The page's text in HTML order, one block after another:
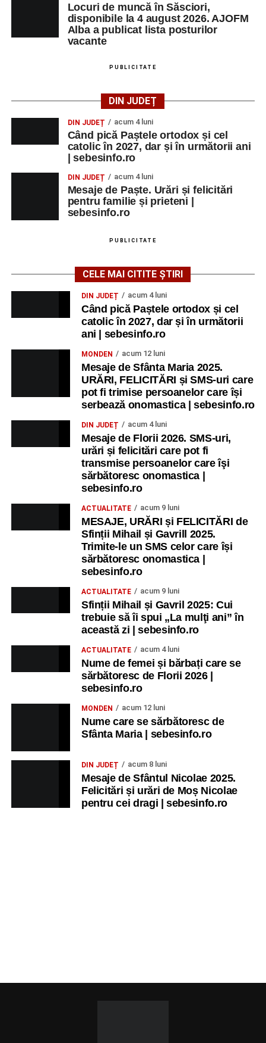
Locuri de muncă în Săsciori,
disponibile la 4 august 2026. AJOFM
Alba a publicat lista posturilor
vacante
PUBLICITATE
DIN JUDEȚ
DIN JUDEȚ acum 4 luni
Când pică Paștele ortodox și cel
catolic în 2027, dar și în următorii ani
| sebesinfo.ro
DIN JUDEȚ acum 4 luni
Mesaje de Paște. Urări și felicitări
pentru familie și prieteni |
sebesinfo.ro
PUBLICITATE
CELE MAI CITITE ȘTIRI
DIN JUDEȚ acum 4 luni
Când pică Paștele ortodox și cel
catolic în 2027, dar și în următorii
ani | sebesinfo.ro
MONDEN acum 12 luni
Mesaje de Sfânta Maria 2025.
URĂRI, FELICITĂRI și SMS-uri care
pot fi trimise persoanelor care își
serbează onomastica | sebesinfo.ro
DIN JUDEȚ acum 4 luni
Mesaje de Florii 2026. SMS-uri,
urări și felicitări care pot fi
transmise persoanelor care îşi
sărbătoresc onomastica |
sebesinfo.ro
ACTUALITATE acum 9 luni
MESAJE, URĂRI și FELICITĂRI de
Sfinții Mihail și Gavrill 2025.
Trimite-le un SMS celor care își
sărbătoresc onomastica |
sebesinfo.ro
ACTUALITATE acum 9 luni
Sfinții Mihail și Gavril 2025: Cui
trebuie să îi spui „La mulţi ani” în
această zi | sebesinfo.ro
ACTUALITATE acum 4 luni
Nume de femei și bărbați care se
sărbătoresc de Florii 2026 |
sebesinfo.ro
MONDEN acum 12 luni
Nume care se sărbătoresc de
Sfânta Maria | sebesinfo.ro
DIN JUDEȚ acum 8 luni
Mesaje de Sfântul Nicolae 2025.
Felicitări și urări de Moș Nicolae
pentru cei dragi | sebesinfo.ro